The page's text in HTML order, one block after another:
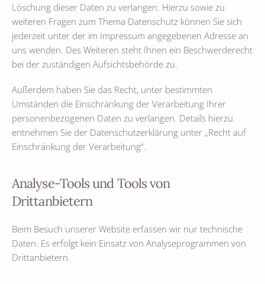
Löschung dieser Daten zu verlangen. Hierzu sowie zu
weiteren Fragen zum Thema Datenschutz können Sie sich
jederzeit unter der im Impressum angegebenen Adresse an
uns wenden. Des Weiteren steht Ihnen ein Beschwerderecht
bei der zuständigen Aufsichtsbehörde zu.
Außerdem haben Sie das Recht, unter bestimmten
Umständen die Einschränkung der Verarbeitung Ihrer
personenbezogenen Daten zu verlangen. Details hierzu
entnehmen Sie der Datenschutzerklärung unter „Recht auf
Einschränkung der Verarbeitung“.
Analyse-Tools und Tools von
Drittanbietern
Beim Besuch unserer Website erfassen wir nur technische
Daten. Es erfolgt kein Einsatz von Analyseprogrammen von
Drittanbietern.